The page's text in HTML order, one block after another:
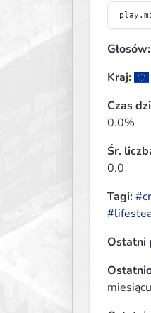
Głosów:
Kraj:
Czas
0.0%
Śr.
0.0
Tagi:
Ostatni
miesiącu